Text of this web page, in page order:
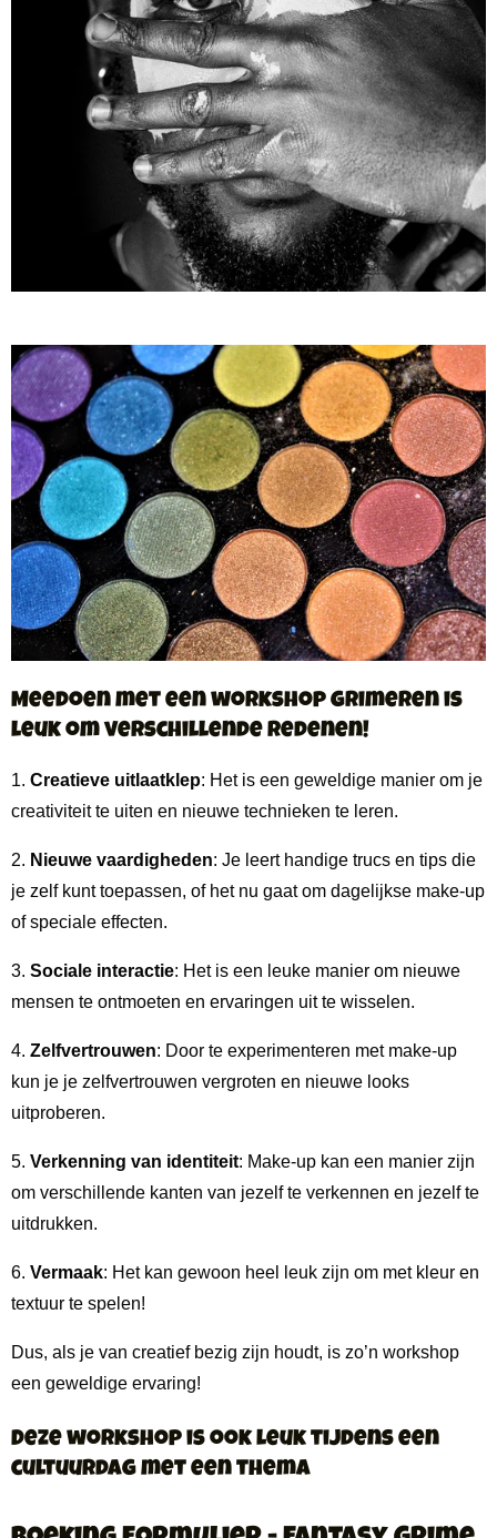
Meedoen met een workshop grimeren is
leuk om verschillende redenen!
1. Creatieve uitlaatklep: Het is een geweldige manier om je
creativiteit te uiten en nieuwe technieken te leren.
2. Nieuwe vaardigheden: Je leert handige trucs en tips die
je zelf kunt toepassen, of het nu gaat om dagelijkse make-up
of speciale effecten.
3. Sociale interactie: Het is een leuke manier om nieuwe
mensen te ontmoeten en ervaringen uit te wisselen.
4. Zelfvertrouwen: Door te experimenteren met make-up
kun je je zelfvertrouwen vergroten en nieuwe looks
uitproberen.
5. Verkenning van identiteit: Make-up kan een manier zijn
om verschillende kanten van jezelf te verkennen en jezelf te
uitdrukken.
6. Vermaak: Het kan gewoon heel leuk zijn om met kleur en
textuur te spelen!
Dus, als je van creatief bezig zijn houdt, is zo’n workshop
een geweldige ervaring!
Deze workshop is ook leuk tijdens een
cultuurdag met een thema